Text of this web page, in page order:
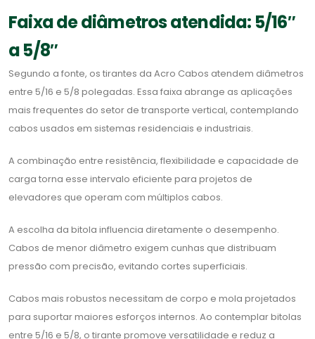
Faixa de diâmetros atendida: 5/16″
a 5/8″
Segundo a fonte, os tirantes da Acro Cabos atendem diâmetros
entre 5/16 e 5/8 polegadas. Essa faixa abrange as aplicações
mais frequentes do setor de transporte vertical, contemplando
cabos usados em sistemas residenciais e industriais.
A combinação entre resistência, flexibilidade e capacidade de
carga torna esse intervalo eficiente para projetos de
elevadores que operam com múltiplos cabos.
A escolha da bitola influencia diretamente o desempenho.
Cabos de menor diâmetro exigem cunhas que distribuam
pressão com precisão, evitando cortes superficiais.
Cabos mais robustos necessitam de corpo e mola projetados
para suportar maiores esforços internos. Ao contemplar bitolas
entre 5/16 e 5/8, o tirante promove versatilidade e reduz a